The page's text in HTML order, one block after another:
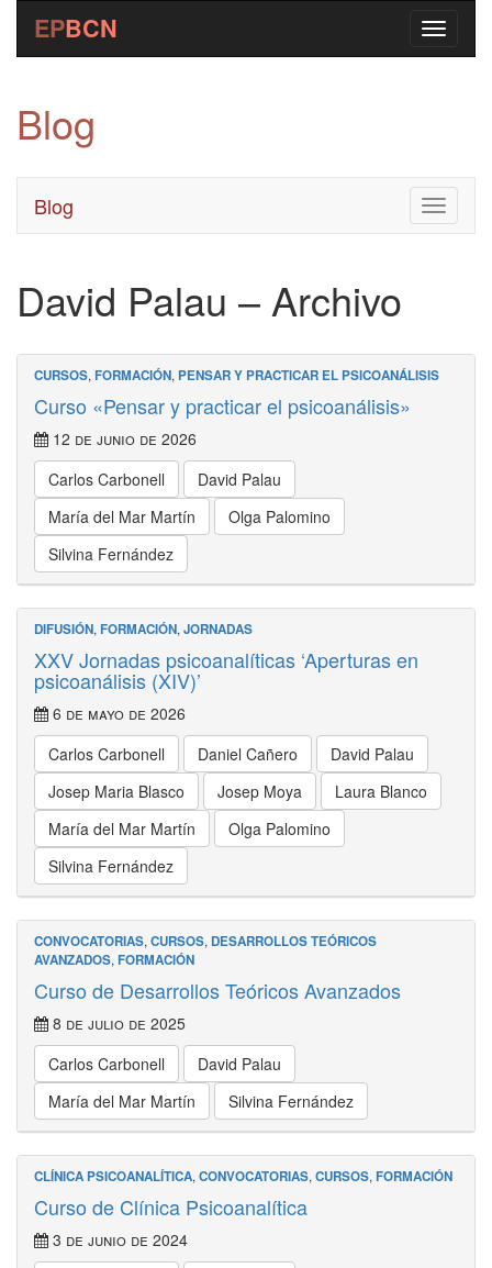
EPBCN
Blog
Toggle
Blog
David Palau – Archivo
CURSOS, FORMACIÓN, PENSAR Y PRACTICAR EL PSICOANÁLISIS
Curso «Pensar y practicar el psicoanálisis»
12 de junio de 2026
Carlos Carbonell
David Palau
María del Mar Martín
Olga Palomino
Silvina Fernández
DIFUSIÓN, FORMACIÓN, JORNADAS
XXV Jornadas psicoanalíticas ‘Aperturas en
psicoanálisis (XIV)’
6 de mayo de 2026
Carlos Carbonell
Daniel Cañero
David Palau
Josep Maria Blasco
Josep Moya
Laura Blanco
María del Mar Martín
Olga Palomino
Silvina Fernández
CONVOCATORIAS, CURSOS, DESARROLLOS TEÓRICOS
AVANZADOS, FORMACIÓN
Curso de Desarrollos Teóricos Avanzados
8 de julio de 2025
Carlos Carbonell
David Palau
María del Mar Martín
Silvina Fernández
CLÍNICA PSICOANALÍTICA, CONVOCATORIAS, CURSOS, FORMACIÓN
Curso de Clínica Psicoanalítica
3 de junio de 2024